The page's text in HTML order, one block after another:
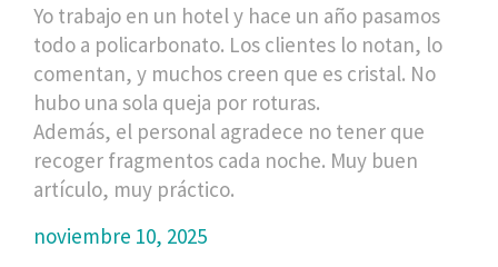
Yo trabajo en un hotel y hace un año pasamos
todo a policarbonato. Los clientes lo notan, lo
comentan, y muchos creen que es cristal. No
hubo una sola queja por roturas.
Además, el personal agradece no tener que
recoger fragmentos cada noche. Muy buen
artículo, muy práctico.
noviembre 10, 2025